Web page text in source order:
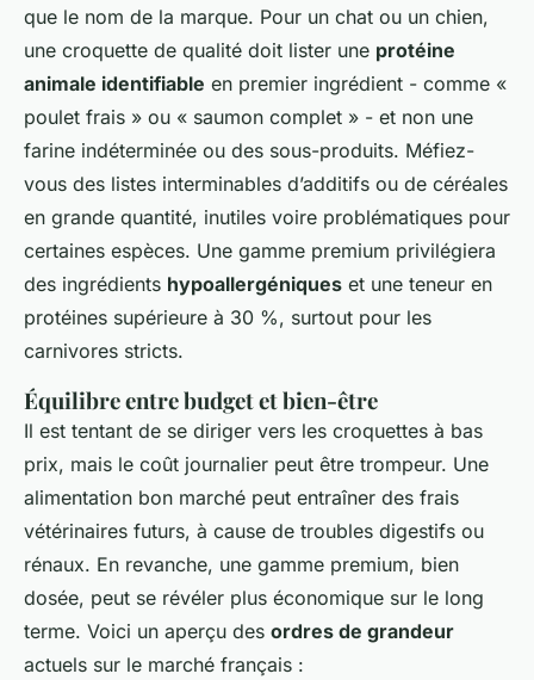
que le nom de la marque. Pour un chat ou un chien,
une croquette de qualité doit lister une protéine
animale identifiable en premier ingrédient - comme «
poulet frais » ou « saumon complet » - et non une
farine indéterminée ou des sous-produits. Méfiez-
vous des listes interminables d’additifs ou de céréales
en grande quantité, inutiles voire problématiques pour
certaines espèces. Une gamme premium privilégiera
des ingrédients hypoallergéniques et une teneur en
protéines supérieure à 30 %, surtout pour les
carnivores stricts.
Équilibre entre budget et bien-être
Il est tentant de se diriger vers les croquettes à bas
prix, mais le coût journalier peut être trompeur. Une
alimentation bon marché peut entraîner des frais
vétérinaires futurs, à cause de troubles digestifs ou
rénaux. En revanche, une gamme premium, bien
dosée, peut se révéler plus économique sur le long
terme. Voici un aperçu des ordres de grandeur
actuels sur le marché français :